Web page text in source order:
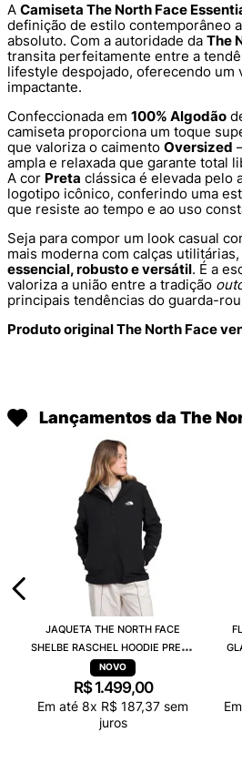
A Camiseta The North Face
definição de estilo contemporâneo
absoluto. Com a autoridade da The
transita perfeitamente entre a
lifestyle despojado, oferecendo um
impactante.
Confeccionada em 100% Algodão
camiseta proporciona um toque
que valoriza o caimento Oversized
ampla e relaxada que garante total
A cor Preta clássica é elevada pelo
logotipo icônico, conferindo uma
que resiste ao tempo e ao uso
Seja para compor um look casual
mais moderna com calças
essencial, robusto e versátil. É a
valoriza a união entre a tradição
principais tendências do guarda-
Produto original The North Face
Lançamentos da The
JAQUETA THE NORTH FACE
SHELBE RASCHEL HOODIE PRETO
84JJ4H0
R$ 1.499,00
Em até 8x R$ 187,37 sem
juros